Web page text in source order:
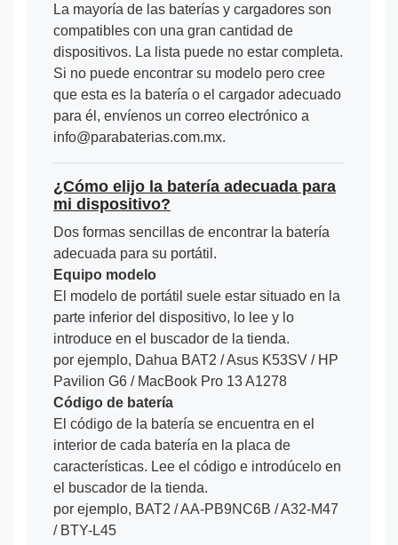
La mayoría de las baterías y cargadores son
compatibles con una gran cantidad de
dispositivos. La lista puede no estar completa.
Si no puede encontrar su modelo pero cree
que esta es la batería o el cargador adecuado
para él, envíenos un correo electrónico a
info@parabaterias.com.mx.
¿Cómo elijo la batería adecuada para
mi dispositivo?
Dos formas sencillas de encontrar la batería
adecuada para su portátil.
Equipo modelo
El modelo de portátil suele estar situado en la
parte inferior del dispositivo, lo lee y lo
introduce en el buscador de la tienda.
por ejemplo, Dahua BAT2 / Asus K53SV / HP
Pavilion G6 / MacBook Pro 13 A1278
Código de batería
El código de la batería se encuentra en el
interior de cada batería en la placa de
características. Lee el código e introdúcelo en
el buscador de la tienda.
por ejemplo, BAT2 / AA-PB9NC6B / A32-M47
/ BTY-L45